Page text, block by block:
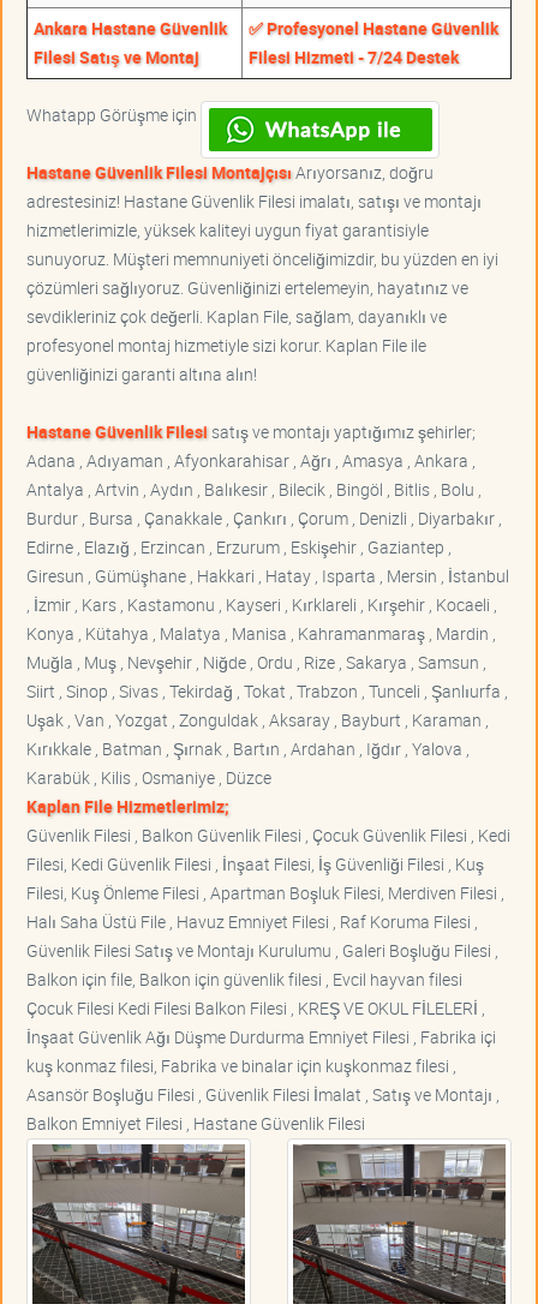
Ankara Hastane Güvenlik
Filesi Satış ve Montaj
✅ Profesyonel Hastane Güvenlik
Filesi Hizmeti - 7/24 Destek
Whatapp Görüşme için
Hastane Güvenlik Filesi MontajçısıArıyorsanız, doğru
adrestesiniz! Hastane Güvenlik Filesi imalatı, satışı ve montajı
hizmetlerimizle, yüksek kaliteyi uygun fiyat garantisiyle
sunuyoruz. Müşteri memnuniyeti önceliğimizdir, bu yüzden en iyi
çözümleri sağlıyoruz. Güvenliğinizi ertelemeyin, hayatınız ve
sevdikleriniz çok değerli. Kaplan File, sağlam, dayanıklı ve
profesyonel montaj hizmetiyle sizi korur. Kaplan File ile
güvenliğinizi garanti altına alın!
Hastane Güvenlik Filesisatış ve montajı yaptığımız şehirler;
Adana , Adıyaman , Afyonkarahisar , Ağrı , Amasya , Ankara ,
Antalya , Artvin , Aydın , Balıkesir , Bilecik , Bingöl , Bitlis , Bolu ,
Burdur , Bursa , Çanakkale , Çankırı , Çorum , Denizli , Diyarbakır ,
Edirne , Elazığ , Erzincan , Erzurum , Eskişehir , Gaziantep ,
Giresun , Gümüşhane , Hakkari , Hatay , Isparta , Mersin , İstanbul
, İzmir , Kars , Kastamonu , Kayseri , Kırklareli , Kırşehir , Kocaeli ,
Konya , Kütahya , Malatya , Manisa , Kahramanmaraş , Mardin ,
Muğla , Muş , Nevşehir , Niğde , Ordu , Rize , Sakarya , Samsun ,
Siirt , Sinop , Sivas , Tekirdağ , Tokat , Trabzon , Tunceli , Şanlıurfa ,
Uşak , Van , Yozgat , Zonguldak , Aksaray , Bayburt , Karaman ,
Kırıkkale , Batman , Şırnak , Bartın , Ardahan , Iğdır , Yalova ,
Karabük , Kilis , Osmaniye , Düzce
Kaplan File Hizmetlerimiz;
Güvenlik Filesi , Balkon Güvenlik Filesi , Çocuk Güvenlik Filesi , Kedi
Filesi, Kedi Güvenlik Filesi , İnşaat Filesi, İş Güvenliği Filesi , Kuş
Filesi, Kuş Önleme Filesi , Apartman Boşluk Filesi, Merdiven Filesi ,
Halı Saha Üstü File , Havuz Emniyet Filesi , Raf Koruma Filesi ,
Güvenlik Filesi Satış ve Montajı Kurulumu , Galeri Boşluğu Filesi ,
Balkon için file, Balkon için güvenlik filesi , Evcil hayvan filesi
Çocuk Filesi Kedi Filesi Balkon Filesi , KREŞ VE OKUL FİLELERİ ,
İnşaat Güvenlik Ağı Düşme Durdurma Emniyet Filesi , Fabrika içi
kuş konmaz filesi, Fabrika ve binalar için kuşkonmaz filesi ,
Asansör Boşluğu Filesi , Güvenlik Filesi İmalat , Satış ve Montajı ,
Balkon Emniyet Filesi , Hastane Güvenlik Filesi